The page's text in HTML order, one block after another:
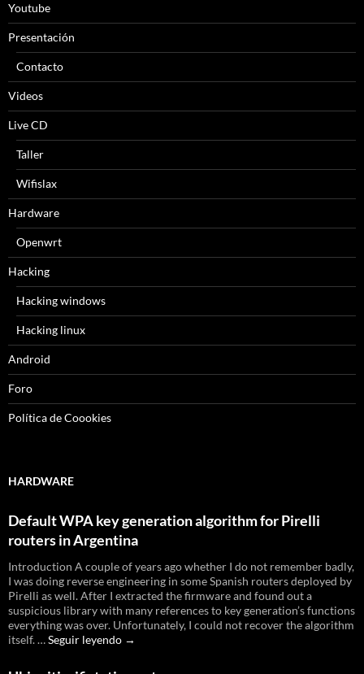
Youtube
Presentación
Contacto
Videos
Live CD
Taller
Wifislax
Hardware
Openwrt
Hacking
Hacking windows
Hacking linux
Android
Foro
Política de Coookies
HARDWARE
Default WPA key generation algorithm for Pirelli
routers in Argentina
Introduction A couple of years ago whether I do not remember badly,
I was doing reverse engineering in some Spanish routers deployed by
Pirelli as well. After I extracted the firmware and found out a
suspicious library with many references to key generation’s functions
everything was over. Unfortunately, I could not recover the algorithm
itself. …Seguir leyendo Default
→